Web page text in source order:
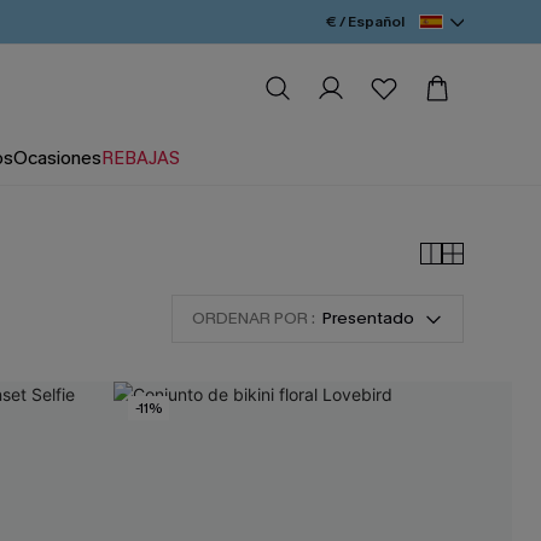
€ / Español
OcasionesREBAJAS
ORDENAR POR : Presentado
-11%